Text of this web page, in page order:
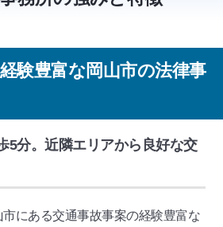
験豊富な岡山市の法律事
5分。近隣エリアから良好な交
にある交通事故事案の経験豊富な